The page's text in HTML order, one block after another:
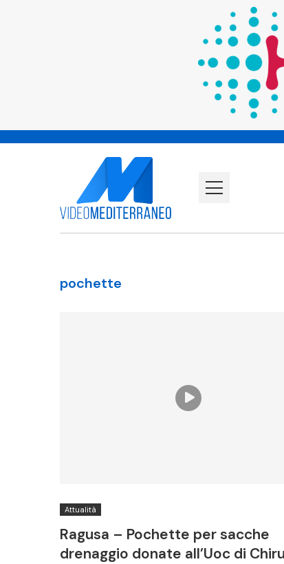
pochette
Attualità
Ragusa – Pochette per sacche
drenaggio donate all’Uoc di